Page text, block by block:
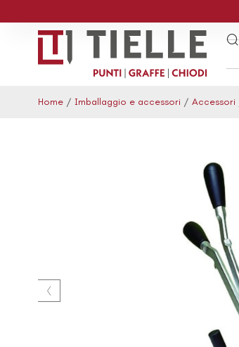
Home/ Imballaggio e accessori / Accessori